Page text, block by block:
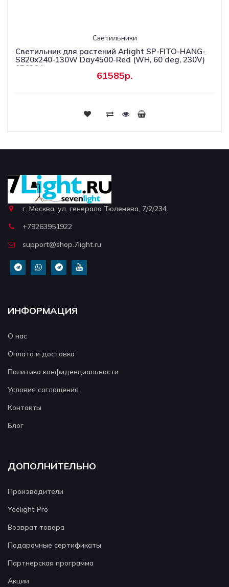
Светильники
Светильник для растений Arlight SP-FITO-HANG-
S820х240-130W Day4500-Red (WH, 60 deg, 230V)
056264
61585р.
г. Москва, ул. генерала Тюленева, 7/2/234.
+79263951922
support@shop.7light.ru
ИНФОРМАЦИЯ
О нас
Оплата и доставка
Политика конфиденциальности
Условия соглашения
Контакты
Блог
ДОПОЛНИТЕЛЬНО
Производители
Yeelight Pro
Возврат товара
Подарочные сертификаты
Партнерская программа
Акции